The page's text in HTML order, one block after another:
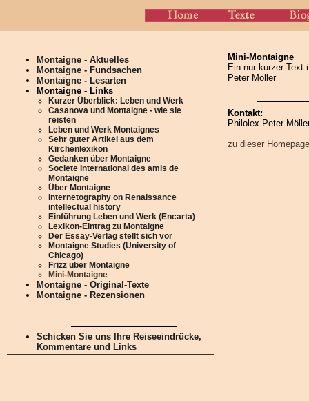
Montaigne - Aktuelles
Montaigne - Fundsachen
Montaigne - Lesarten
Montaigne - Links
Kurzer Überblick: Leben und Werk
Casanova und Montaigne - wie sie
reisten
Leben und Werk Montaignes
Sehr guter Artikel aus dem
Kirchenlexikon
Gedanken über Montaigne
Societe International des amis de
Montaigne
Über Montaigne
Internetography on Renaissance
intellectual history
Einführung Leben und Werk (Encarta)
Lexikon-Eintrag zu Montaigne
Der Essay-Verlag stellt sich vor
Montaigne Studies (University of
Chicago)
Frizz über Montaigne
Mini-Montaigne
Montaigne - Original-Texte
Montaigne - Rezensionen
Schicken Sie uns Ihre Reiseeindrücke,
Kommentare und Links
Mini-Montaigne
Ein nur kurzer Text
Peter Möller
Kontakt:
Philolex-Peter
zu dieser Homepage